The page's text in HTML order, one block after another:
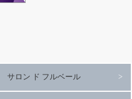
サロン ド フルベール